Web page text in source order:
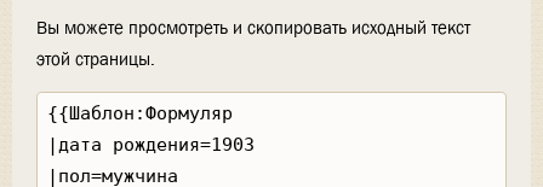
Вы можете просмотреть и скопировать исходный текст
этой страницы.